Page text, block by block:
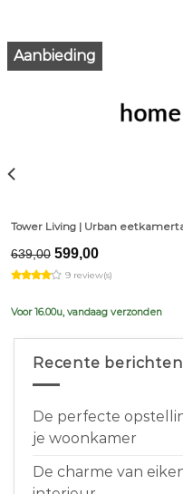
Aanbieding
Tower Living | Urban
639,00 Original
price
was:
599,00Current
is:
9 review(s)
Voor 16.00u, vandaag verzonden
Recente berichten
De perfecte
je woonkamer
De charme van